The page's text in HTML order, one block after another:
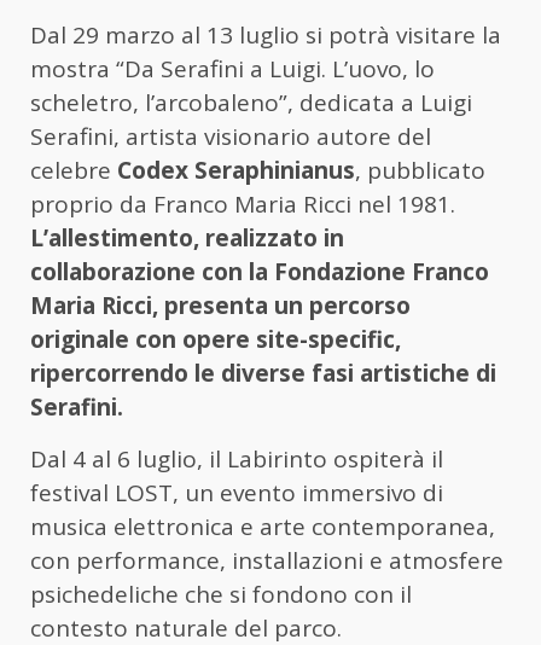
Dal 29 marzo al 13 luglio si potrà visitare la
mostra “Da Serafini a Luigi. L’uovo, lo
scheletro, l’arcobaleno”, dedicata a Luigi
Serafini, artista visionario autore del
celebre Codex Seraphinianus, pubblicato
proprio da Franco Maria Ricci nel 1981.
L’allestimento, realizzato in
collaborazione con la Fondazione Franco
Maria Ricci, presenta un percorso
originale con opere site-specific,
ripercorrendo le diverse fasi artistiche di
Serafini.
Dal 4 al 6 luglio, il Labirinto ospiterà il
festival LOST, un evento immersivo di
musica elettronica e arte contemporanea,
con performance, installazioni e atmosfere
psichedeliche che si fondono con il
contesto naturale del parco.